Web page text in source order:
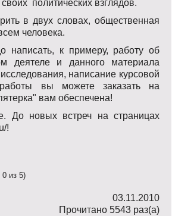
политических взглядов.
в двух словах, общественная
человека.
написать, к примеру, работу об
деятеле и данного материала
написание курсовой
вы можете заказать на
вам обеспечена!
До новых встреч на страницах
!
из 5)
03.11.2010
Прочитано 5543 раз(a)